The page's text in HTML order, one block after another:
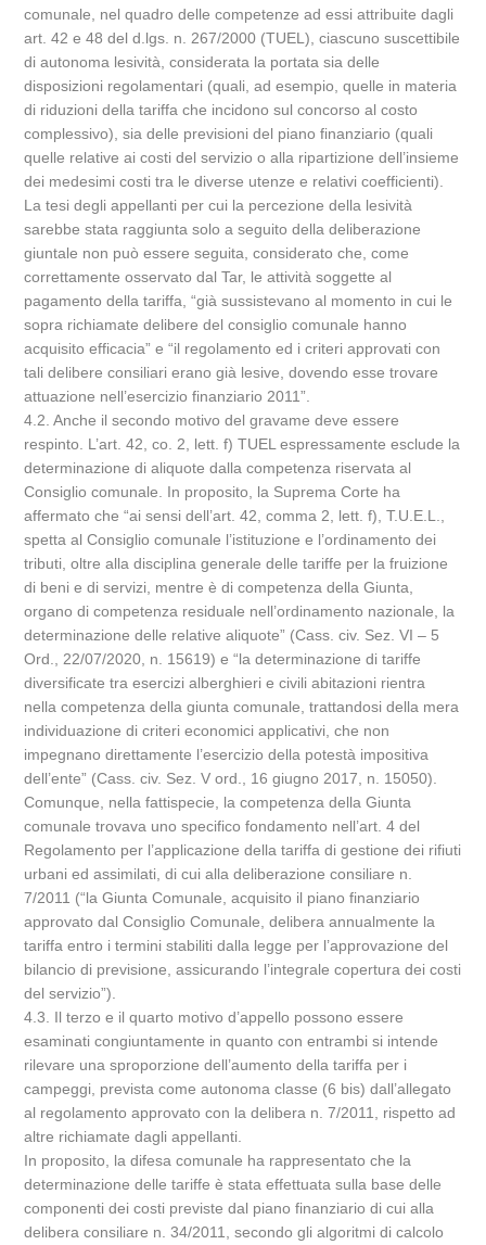
comunale, nel quadro delle competenze ad essi attribuite dagli
art. 42 e 48 del d.lgs. n. 267/2000 (TUEL), ciascuno suscettibile
di autonoma lesività, considerata la portata sia delle
disposizioni regolamentari (quali, ad esempio, quelle in materia
di riduzioni della tariffa che incidono sul concorso al costo
complessivo), sia delle previsioni del piano finanziario (quali
quelle relative ai costi del servizio o alla ripartizione dell’insieme
dei medesimi costi tra le diverse utenze e relativi coefficienti).
La tesi degli appellanti per cui la percezione della lesività
sarebbe stata raggiunta solo a seguito della deliberazione
giuntale non può essere seguita, considerato che, come
correttamente osservato dal Tar, le attività soggette al
pagamento della tariffa, “già sussistevano al momento in cui le
sopra richiamate delibere del consiglio comunale hanno
acquisito efficacia” e “il regolamento ed i criteri approvati con
tali delibere consiliari erano già lesive, dovendo esse trovare
attuazione nell’esercizio finanziario 2011”.
4.2. Anche il secondo motivo del gravame deve essere
respinto. L’art. 42, co. 2, lett. f) TUEL espressamente esclude la
determinazione di aliquote dalla competenza riservata al
Consiglio comunale. In proposito, la Suprema Corte ha
affermato che “ai sensi dell’art. 42, comma 2, lett. f), T.U.E.L.,
spetta al Consiglio comunale l’istituzione e l’ordinamento dei
tributi, oltre alla disciplina generale delle tariffe per la fruizione
di beni e di servizi, mentre è di competenza della Giunta,
organo di competenza residuale nell’ordinamento nazionale, la
determinazione delle relative aliquote” (Cass. civ. Sez. VI – 5
Ord., 22/07/2020, n. 15619) e “la determinazione di tariffe
diversificate tra esercizi alberghieri e civili abitazioni rientra
nella competenza della giunta comunale, trattandosi della mera
individuazione di criteri economici applicativi, che non
impegnano direttamente l’esercizio della potestà impositiva
dell’ente” (Cass. civ. Sez. V ord., 16 giugno 2017, n. 15050).
Comunque, nella fattispecie, la competenza della Giunta
comunale trovava uno specifico fondamento nell’art. 4 del
Regolamento per l’applicazione della tariffa di gestione dei rifiuti
urbani ed assimilati, di cui alla deliberazione consiliare n.
7/2011 (“la Giunta Comunale, acquisito il piano finanziario
approvato dal Consiglio Comunale, delibera annualmente la
tariffa entro i termini stabiliti dalla legge per l’approvazione del
bilancio di previsione, assicurando l’integrale copertura dei costi
del servizio”).
4.3. Il terzo e il quarto motivo d’appello possono essere
esaminati congiuntamente in quanto con entrambi si intende
rilevare una sproporzione dell’aumento della tariffa per i
campeggi, prevista come autonoma classe (6 bis) dall’allegato
al regolamento approvato con la delibera n. 7/2011, rispetto ad
altre richiamate dagli appellanti.
In proposito, la difesa comunale ha rappresentato che la
determinazione delle tariffe è stata effettuata sulla base delle
componenti dei costi previste dal piano finanziario di cui alla
delibera consiliare n. 34/2011, secondo gli algoritmi di calcolo